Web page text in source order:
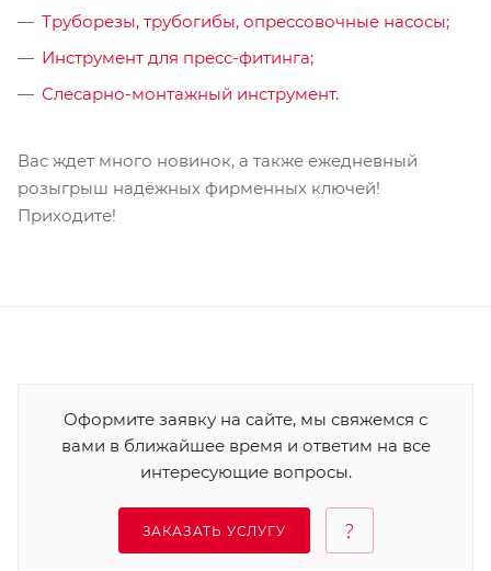
Труборезы, трубогибы, опрессовочные насосы;
Инструмент для пресс-фитинга;
Слесарно-монтажный инструмент.
Вас ждет много новинок, а также ежедневный
розыгрыш надёжных фирменных ключей!
Приходите!
Оформите заявку на сайте, мы свяжемся с
вами в ближайшее время и ответим на все
интересующие вопросы.
ЗАКАЗАТЬ УСЛУГУ